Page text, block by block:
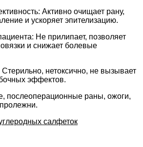
Активно очищает рану,
и ускоряет эпителизацию.
Не прилипает, позволяет
и снижает болевые
Стерильно, нетоксично, не вызывает
эффектов.
послеоперационные раны, ожоги,
салфеток